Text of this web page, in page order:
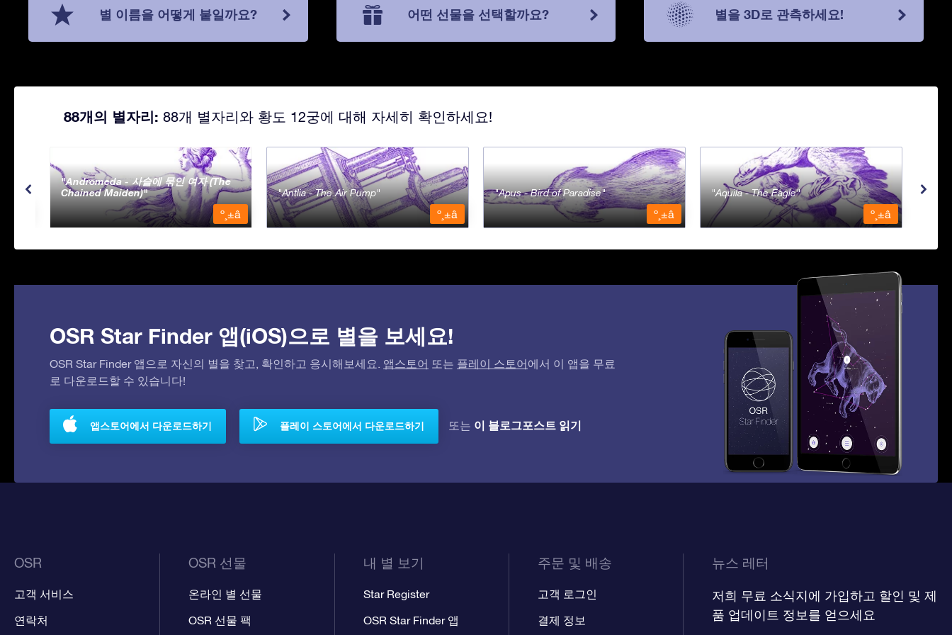
별 이름을 어떻게 붙일까요? 어떤 선물을 선택할까요? 별을 3D로 관측하세요!
88개의 별자리: 88개 별자리와 황도 12궁에 대해 자세히 확인하세요!
Andromeda - 사슬에 묶인 여자 (The
Chained Maiden)
º¸±â
Antlia - The Air Pump
º¸±â
Apus - Bird of Paradise
º¸±â
Aquila - The Eagle
º¸±â
OSR Star Finder 앱(iOS)으로 별을 보세요!
OSR Star Finder 앱으로 자신의 별을 찾고, 확인하고 응시해보세요. 앱스토어 또는 플레이 스토어에서 이 앱을 무료
로 다운로드할 수 있습니다!
앱스토어에서 다운로드하기 플레이 스토어에서 다운로드하기 또는 이 블로그포스트 읽기
OSR
고객 서비스
연락처
OSR 선물
온라인 별 선물
OSR 선물 팩
내 별 보기
Star Register
OSR Star Finder 앱
주문 및 배송
고객 로그인
결제 정보
뉴스 레터
저희 무료 소식지에 가입하고 할인 및 제
품 업데이트 정보를 얻으세요